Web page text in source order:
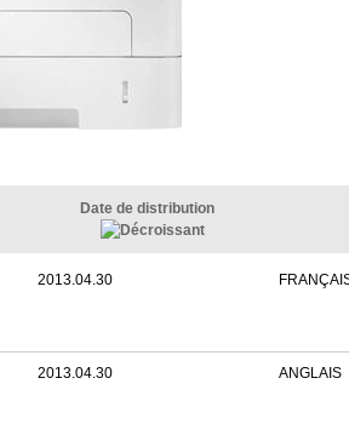
Date de distribution
2013.04.30
2013.04.30 ANGLAIS